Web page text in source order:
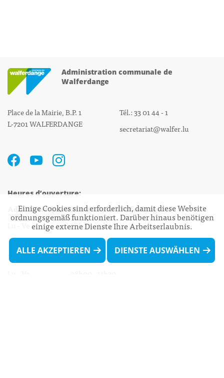
Administration communale de
Walferdange
Place de la Mairie, B.P. 1
L-7201 WALFERDANGE
Tél.: 33 01 44 - 1
secretariat@walfer.lu
Heures d’ouverture:
Administration communale de Walferdange
Lu - Ve 08h00 - 11h30
13h30 - 16h00
Biergercenter
Einige Cookies sind erforderlich, damit diese Website
ordnungsgemäß funktioniert. Darüber hinaus benötigen
einige externe Dienste Ihre Arbeitserlaubnis.
ALLE AKZEPTIEREN DIENSTE AUSWÄHLEN